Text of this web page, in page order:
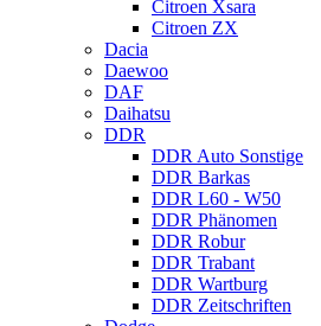
Citroen Xsara
Citroen ZX
Dacia
Daewoo
DAF
Daihatsu
DDR
DDR Auto Sonstige
DDR Barkas
DDR L60 - W50
DDR Phänomen
DDR Robur
DDR Trabant
DDR Wartburg
DDR Zeitschriften